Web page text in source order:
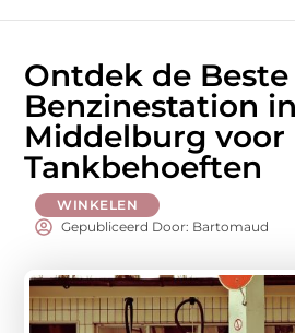
Ontdek de Beste
Benzinestation in
Middelburg voor
Tankbehoeften
WINKELEN
Gepubliceerd Door: Bartomaud